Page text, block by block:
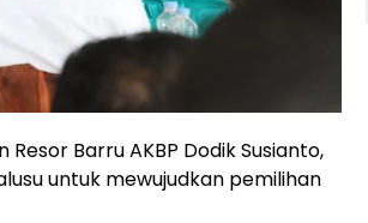
Resor Barru AKBP Dodik Susianto,
untuk mewujudkan pemilihan